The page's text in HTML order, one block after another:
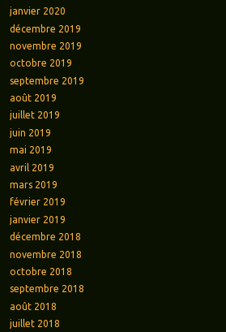
janvier 2020
décembre 2019
novembre 2019
octobre 2019
septembre 2019
août 2019
juillet 2019
juin 2019
mai 2019
avril 2019
mars 2019
février 2019
janvier 2019
décembre 2018
novembre 2018
octobre 2018
septembre 2018
août 2018
juillet 2018